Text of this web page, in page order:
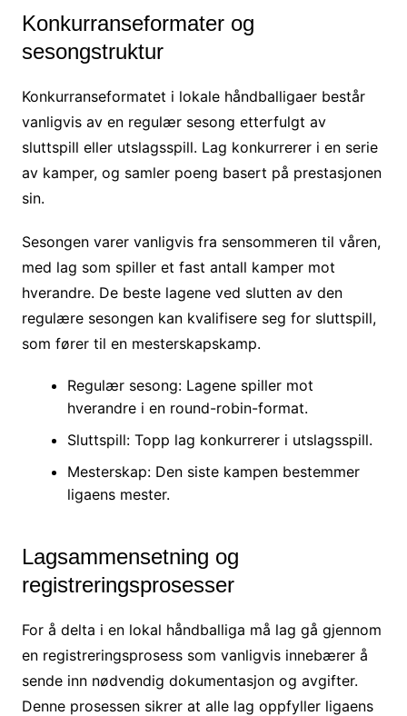
Konkurranseformater og
sesongstruktur
Konkurranseformatet i lokale håndballigaer består
vanligvis av en regulær sesong etterfulgt av
sluttspill eller utslagsspill. Lag konkurrerer i en serie
av kamper, og samler poeng basert på prestasjonen
sin.
Sesongen varer vanligvis fra sensommeren til våren,
med lag som spiller et fast antall kamper mot
hverandre. De beste lagene ved slutten av den
regulære sesongen kan kvalifisere seg for sluttspill,
som fører til en mesterskapskamp.
Regulær sesong: Lagene spiller mot
hverandre i en round-robin-format.
Sluttspill: Topp lag konkurrerer i utslagsspill.
Mesterskap: Den siste kampen bestemmer
ligaens mester.
Lagsammensetning og
registreringsprosesser
For å delta i en lokal håndballiga må lag gå gjennom
en registreringsprosess som vanligvis innebærer å
sende inn nødvendig dokumentasjon og avgifter.
Denne prosessen sikrer at alle lag oppfyller ligaens